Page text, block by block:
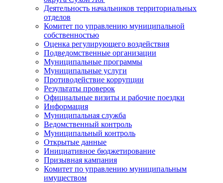
Деятельность начальников территориальных
отделов
Комитет по управлению муниципальной
собственностью
Оценка регулирующего воздействия
Подведомственные организации
Муниципальные программы
Муниципальные услуги
Противодействие коррупции
Результаты проверок
Официальные визиты и рабочие поездки
Информация
Муниципальная служба
Ведомственный контроль
Муниципальный контроль
Открытые данные
Инициативное бюджетирование
Призывная кампания
Комитет по управлению муниципальным
имуществом